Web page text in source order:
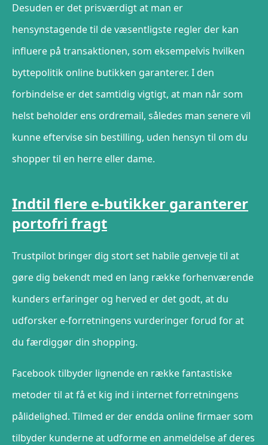
Desuden er det prisværdigt at man er
hensynstagende til de væsentligste regler der kan
influere på transaktionen, som eksempelvis hvilken
byttepolitik online butikken garanterer. I den
forbindelse er det samtidig vigtigt, at man når som
helst beholder ens ordremail, således man senere vil
kunne eftervise sin bestilling, uden hensyn til om du
shopper til en herre eller dame.
Indtil flere e-butikker garanterer
portofri fragt
Trustpilot bringer dig stort set habile genveje til at
gøre dig bekendt med en lang række forhenværende
kunders erfaringer og herved er det godt, at du
udforsker e-forretningens vurderinger forud for at
du færdiggør din shopping.
Facebook tilbyder lignende en række fantastiske
metoder til at få et kig ind i internet forretningens
pålidelighed. Tilmed er der endda online firmaer som
tilbyder kunderne at udforme en anmeldelse af deres